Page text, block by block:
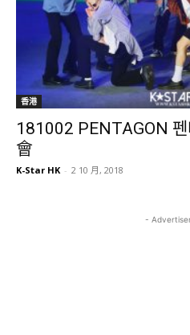
香港
181002 PENTAGON
會
K-Star HK - 2 10 月, 2018
-